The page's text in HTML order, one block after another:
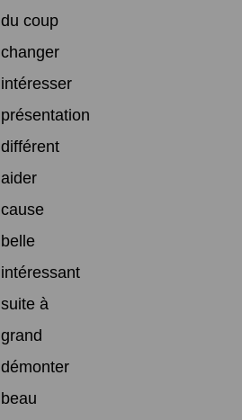
du coup
changer
intéresser
présentation
différent
aider
cause
belle
intéressant
suite à
grand
démonter
beau